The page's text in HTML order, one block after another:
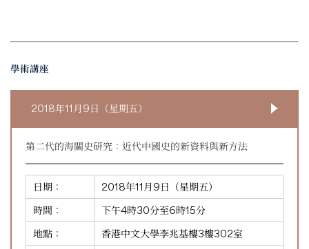
學術講座
2018年11月9日（星期五）
第二代的海關史研究：近代中國史的新資料與新方法
日期：
2018年11月9日（星期五）
時間：
下午4時30分至6時15分
地點：
香港中文大學李兆基樓3樓302室